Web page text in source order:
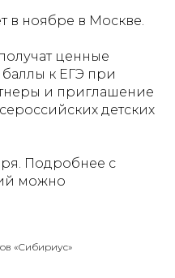
в ноябре в Москве.
ценные
к ЕГЭ при
и приглашение
детских
Подробнее с
можно
«Сибириус»